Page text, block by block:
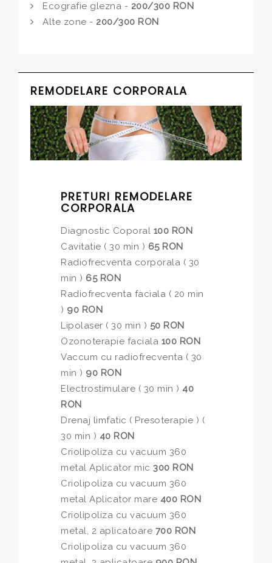
Ecografie glezna - 200/300 RON
Alte zone - 200/300 RON
REMODELARE CORPORALA
PRETURI REMODELARE
CORPORALA
Diagnostic Coporal 100 RON
Cavitatie ( 30 min ) 65 RON
Radiofrecventa corporala ( 30
min ) 65 RON
Radiofrecventa faciala ( 20 min
) 90 RON
Lipolaser ( 30 min ) 50 RON
Ozonoterapie faciala 100 RON
Vaccum cu radiofrecventa ( 30
min ) 90 RON
Electrostimulare ( 30 min ) 40
RON
Drenaj limfatic ( Presoterapie ) (
30 min ) 40 RON
Criolipoliza cu vacuum 360
metal Aplicator mic 300 RON
Criolipoliza cu vacuum 360
metal Aplicator mare 400 RON
Criolipoliza cu vacuum 360
metal, 2 aplicatoare 700 RON
Criolipoliza cu vacuum 360